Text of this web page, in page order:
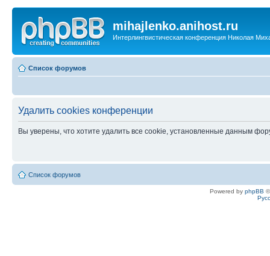
mihajlenko.anihost.ru
Интерлингвистическая конференция Николая
Список форумов
Удалить cookies конференции
Вы уверены, что хотите удалить все cookie, установленные данным
Список форумов
Powered by phpBB